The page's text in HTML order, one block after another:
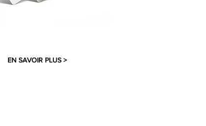
EN SAVOIR PLUS >